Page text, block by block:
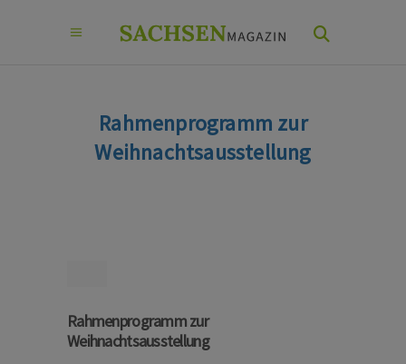
Rahmenprogramm zur
Weihnachtsausstellung
Rahmenprogramm zur
Weihnachtsausstellung